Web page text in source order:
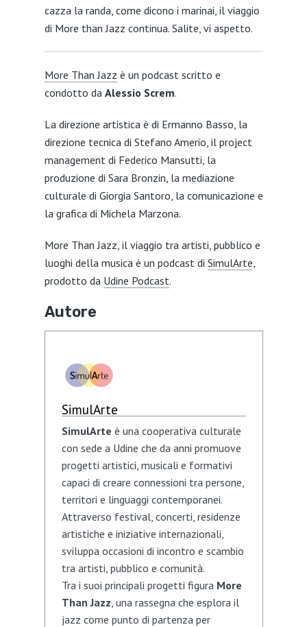
cazza la randa, come dicono i marinai, il viaggio
di More than Jazz continua. Salite, vi aspetto.
More Than Jazz è un podcast scritto e
condotto da Alessio Screm.
La direzione artistica è di Ermanno Basso, la
direzione tecnica di Stefano Amerio, il project
management di Federico Mansutti, la
produzione di Sara Bronzin, la mediazione
culturale di Giorgia Santoro, la comunicazione e
la grafica di Michela Marzona.
More Than Jazz, il viaggio tra artisti, pubblico e
luoghi della musica è un podcast di SimulArte,
prodotto da Udine Podcast.
Autore
SimulArte
SimulArte è una cooperativa culturale
con sede a Udine che da anni promuove
progetti artistici, musicali e formativi
capaci di creare connessioni tra persone,
territori e linguaggi contemporanei.
Attraverso festival, concerti, residenze
artistiche e iniziative internazionali,
sviluppa occasioni di incontro e scambio
tra artisti, pubblico e comunità.
Tra i suoi principali progetti figura More
Than Jazz, una rassegna che esplora il
jazz come punto di partenza per